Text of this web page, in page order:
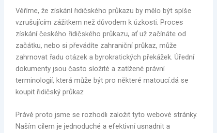
Věříme, že získání řidičského průkazu by mělo být spíše
vzrušujícím zážitkem než důvodem k úzkosti. Proces
získání českého řidičského průkazu, ať už začínáte od
začátku, nebo si převádíte zahraniční průkaz, může
zahrnovat řadu otázek a byrokratických překážek. Úřední
dokumenty jsou často složité a zatížené právní
terminologií, která může být pro některé matoucí.dá se
koupit řidičský průkaz
Právě proto jsme se rozhodli založit tyto webové stránky.
Naším cílem je jednoduché a efektivní usnadnit a